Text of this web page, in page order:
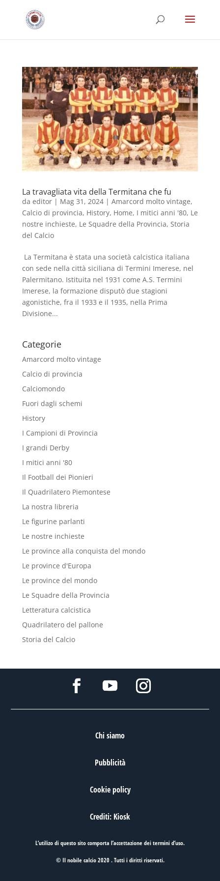
La travagliata vita della Termitana che fu
da editor| Mag 31, 2024| Amarcord molto vintage,
Calcio di provincia, History, Home, I mitici anni '80, Le
nostre inchieste, Le Squadre della Provincia, Storia
del Calcio
La Termitana è stata una società calcistica italiana
con sede nella città siciliana di Termini Imerese, nel
Palermitano. Istituita nel 1931 come A.S. Termini
Imerese, la formazione disputò due stagioni
agonistiche, fra il 1933 e il 1935, nella Prima
Divisione...
Categorie
Amarcord molto vintage
Calcio di provincia
Calciomondo
Fuori dagli schemi
History
I Campioni di Provincia
I grandi Derby
I mitici anni '80
Il Football dei Pionieri
Il Quadrilatero Piemontese
La nostra libreria
Le figurine parlanti
Le nostre inchieste
Le province alla conquista del mondo
Le province d'Europa
Le province del mondo
Le Squadre della Provincia
Letteratura calcistica
Quadrilatero del pallone
Storia del Calcio
Chi siamo
Pubblicità
Cookie policy
Crediti: Kiosk
L’utilizo di questo sito comporta l’accettazione deitermini d’uso.
© Il nobile calcio 2020 . Tutti i diritti riservati.